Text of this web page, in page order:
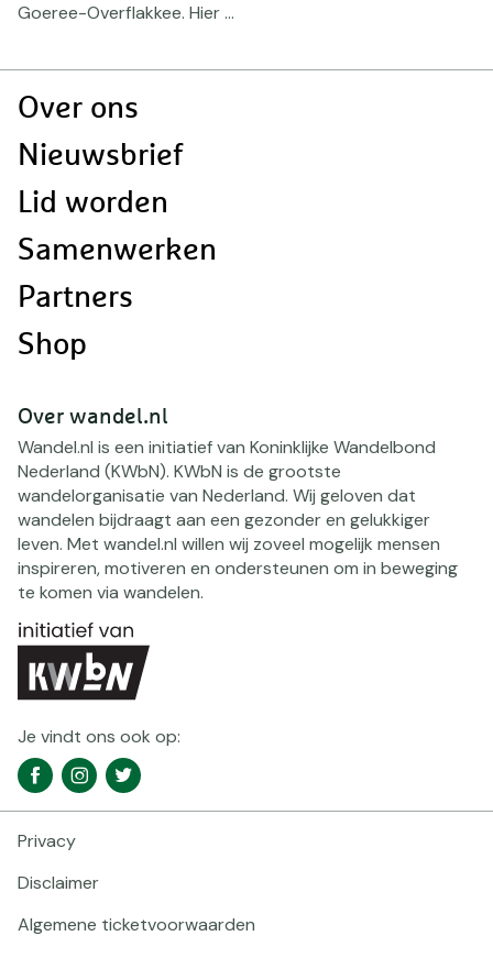
Goeree-Overflakkee. Hier ...
Doormat
Over ons
Nieuwsbrief
Lid worden
Samenwerken
Partners
Shop
Over wandel.nl
Wandel.nl is een initiatief van Koninklijke Wandelbond
Nederland (KWbN). KWbN is de grootste
wandelorganisatie van Nederland. Wij geloven dat
wandelen bijdraagt aan een gezonder en gelukkiger
leven. Met wandel.nl willen wij zoveel mogelijk mensen
inspireren, motiveren en ondersteunen om in beweging
te komen via wandelen.
Je vindt ons ook op:
Social
media
FacebookInstagramTwitter
Footer
navigatie
Privacy
Disclaimer
Algemene ticketvoorwaarden